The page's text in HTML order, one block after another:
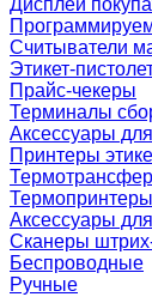
Дисплеи
Считыватели
Этикет-
Прайс-чекеры
Терминалы
Аксессуары
Принтеры
Термопринтеры
Аксессуары
Сканеры
Беспроводные
Ручные